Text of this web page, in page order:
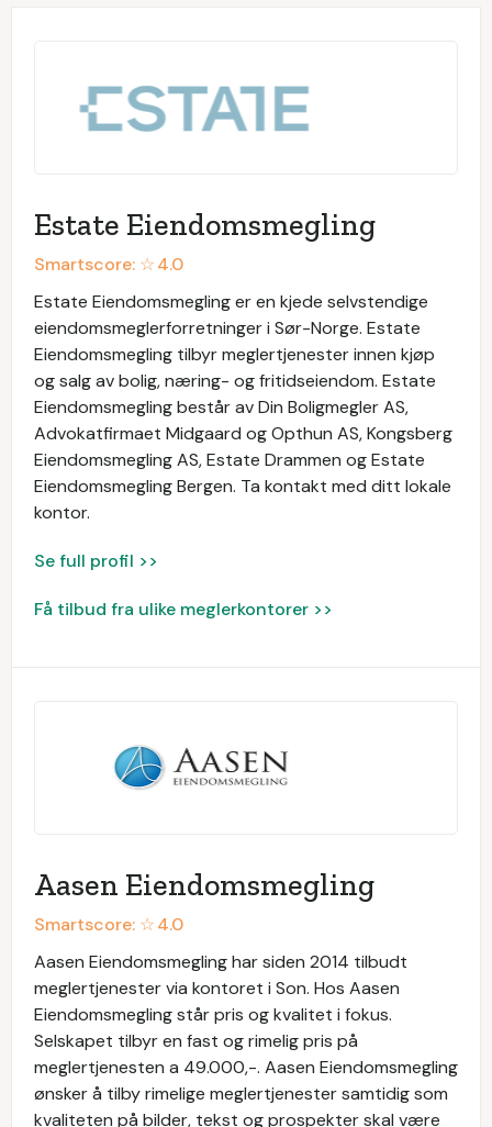
Estate Eiendomsmegling
Smartscore: ☆4.0
Estate Eiendomsmegling er en kjede selvstendige
eiendomsmeglerforretninger i Sør-Norge. Estate
Eiendomsmegling tilbyr meglertjenester innen kjøp
og salg av bolig, næring- og fritidseiendom. Estate
Eiendomsmegling består av Din Boligmegler AS,
Advokatfirmaet Midgaard og Opthun AS, Kongsberg
Eiendomsmegling AS, Estate Drammen og Estate
Eiendomsmegling Bergen. Ta kontakt med ditt lokale
kontor.
Se full profil >>
Få tilbud fra ulike meglerkontorer >>
Aasen Eiendomsmegling
Smartscore: ☆4.0
Aasen Eiendomsmegling har siden 2014 tilbudt
meglertjenester via kontoret i Son. Hos Aasen
Eiendomsmegling står pris og kvalitet i fokus.
Selskapet tilbyr en fast og rimelig pris på
meglertjenesten a 49.000,-. Aasen Eiendomsmegling
ønsker å tilby rimelige meglertjenester samtidig som
kvaliteten på bilder, tekst og prospekter skal være